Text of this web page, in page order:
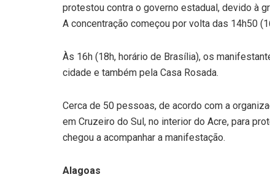
protestou contra o governo estadual, devido à
A concentração começou por volta das 14h50
Às 16h (18h, horário de Brasília), os
cidade e também pela Casa Rosada.
Cerca de 50 pessoas, de acordo com a
em Cruzeiro do Sul, no interior do Acre, para
chegou a acompanhar a manifestação.
Alagoas